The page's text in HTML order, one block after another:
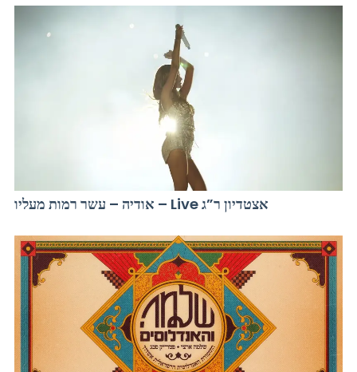
אודיה – עשר רמות מעליו – Live אצטדיון ר”ג